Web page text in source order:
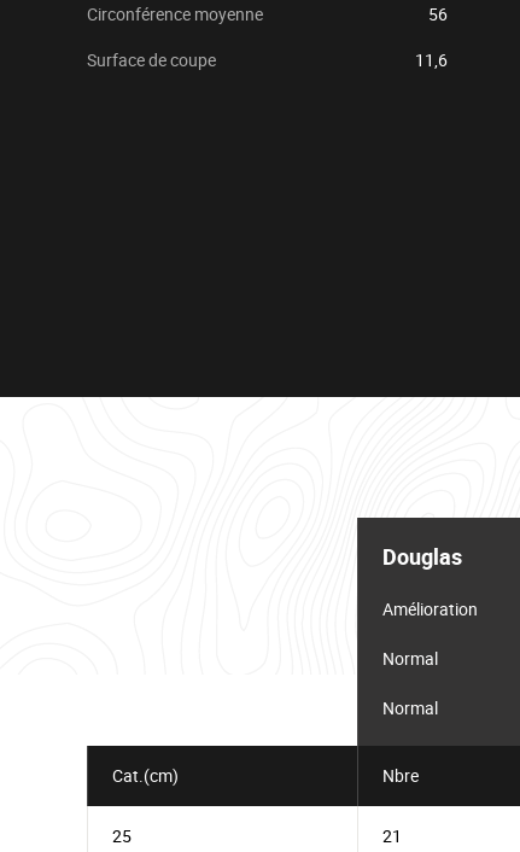
Circonférence moyenne
56
Surface de coupe
11,6
Douglas
Amélioration
Normal
Normal
Cat.(cm) Nbre
25 21